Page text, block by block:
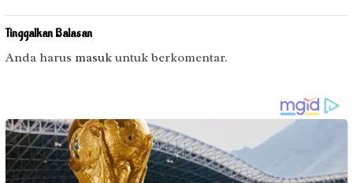
Tinggalkan Balasan
Anda harus masuk untuk berkomentar.